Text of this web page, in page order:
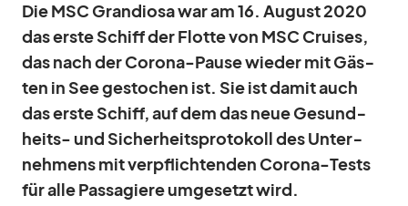
Die MSC Gran­diosa war am 16. Au­gust 2020
das erste Schiff der Flotte von MSC Crui­ses,
das nach der Co­rona-Pause wie­der mit Gäs­
ten in See ge­sto­chen ist. Sie ist da­mit auch
das erste Schiff, auf dem das neue Ge­sund­
heits- und Si­cher­heits­pro­to­koll des Un­ter­
neh­mens mit ver­pflich­ten­den Co­rona-Tests
für alle Pas­sa­giere um­ge­setzt wird.